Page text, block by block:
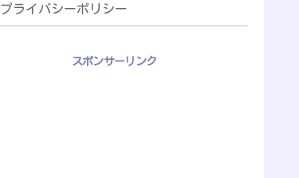
プライバシーポリシー
スポンサーリンク